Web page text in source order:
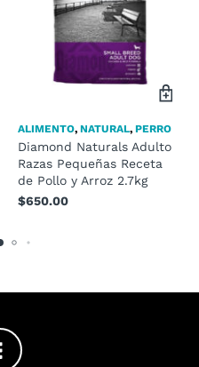
ALIMENTO, NATURAL, PERRO
Diamond Naturals Adulto
Razas Pequeñas Receta
de Pollo y Arroz 2.7kg
$650.00